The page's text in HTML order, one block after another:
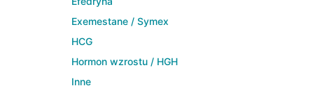
Exemestane / Symex
HCG
Hormon wzrostu / HGH
Inne